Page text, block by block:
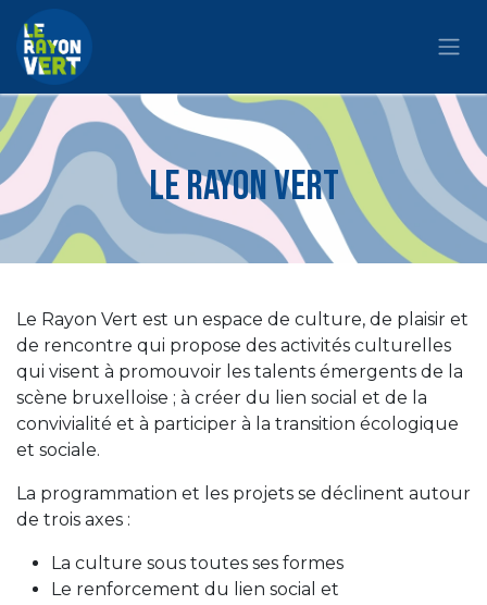
Se rendre au contenu
Le Rayon vert
Le Rayon Vert est un espace de culture, de plaisir et
de rencontre qui propose des activités culturelles
qui visent à promouvoir les talents émergents de la
scène bruxelloise ; à créer du lien social et de la
convivialité et à participer à la transition écologique
et sociale.
La programmation et les projets se déclinent autour
de trois axes :
La culture sous toutes ses formes
Le renforcement du lien social et